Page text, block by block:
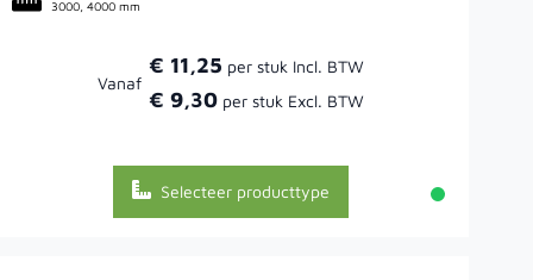
3000, 4000 mm
Vanaf
€ 11,25
€ 9,30
Selecteer producttype